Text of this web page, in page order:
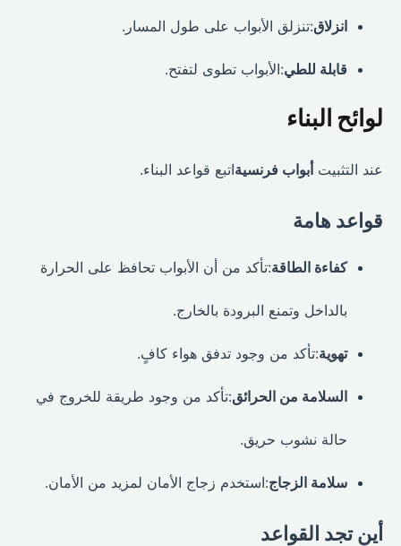
انزلاق:تنزلق الأبواب على طول المسار.
قابلة للطي:الأبواب تطوى لتفتح.
لوائح البناء
عند التثبيتأبواب فرنسيةاتبع قواعد البناء.
قواعد هامة
كفاءة الطاقة:تأكد من أن الأبواب تحافظ على الحرارة
بالداخل وتمنع البرودة بالخارج.
تهوية:تأكد من وجود تدفق هواء كافٍ.
السلامة من الحرائق:تأكد من وجود طريقة للخروج في
حالة نشوب حريق.
سلامة الزجاج:استخدم زجاج الأمان لمزيد من الأمان.
أين تجد القواعد